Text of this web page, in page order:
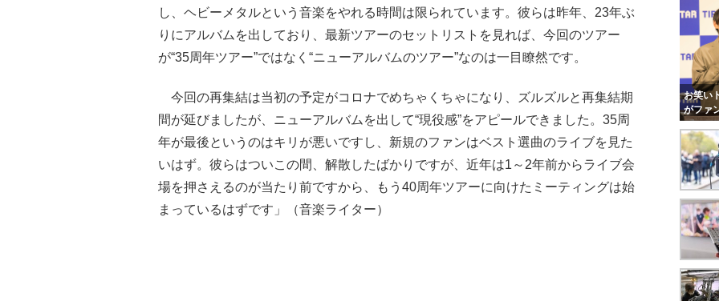
し、ヘビーメタルという音楽をやれる時間は限られています。彼らは昨年、23年ぶ
りにアルバムを出しており、最新ツアーのセットリストを見れば、今回のツアー
が“35周年ツアー”ではなく“ニューアルバムのツアー”なのは一目瞭然です。
今回の再集結は当初の予定がコロナでめちゃくちゃになり、ズルズルと再集結期
間が延びましたが、ニューアルバムを出して“現役感”をアピールできました。35周
年が最後というのはキリが悪いですし、新規のファンはベスト選曲のライブを見た
いはず。彼らはついこの間、解散したばかりですが、近年は1～2年前からライブ会
場を押さえるのが当たり前ですから、もう40周年ツアーに向けたミーティングは始
まっているはずです」（音楽ライター）
お笑い
がファ